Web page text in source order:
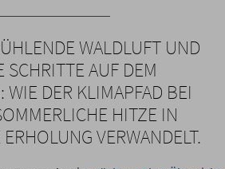
WALDLUFT UND
SCHRITTE AUF DEM
DER KLIMAPFAD BEI
HITZE IN
VERWANDELT.